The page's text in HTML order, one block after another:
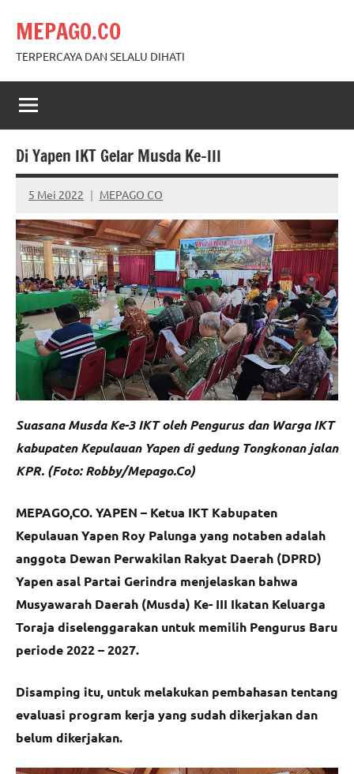
content
MEPAGO.CO
TERPERCAYA DAN SELALU DIHATI
Di Yapen IKT Gelar Musda Ke-III
5 Mei 2022 MEPAGO CO
No
comments
Suasana Musda Ke-3 IKT oleh Pengurus dan Warga IKT
kabupaten Kepulauan Yapen di gedung Tongkonan jalan
KPR. (Foto: Robby/Mepago.Co)
MEPAGO,CO. YAPEN – Ketua IKT Kabupaten
Kepulauan Yapen Roy Palunga yang notaben adalah
anggota Dewan Perwakilan Rakyat Daerah (DPRD)
Yapen asal Partai Gerindra menjelaskan bahwa
Musyawarah Daerah (Musda) Ke- III Ikatan Keluarga
Toraja diselenggarakan untuk memilih Pengurus Baru
periode 2022 – 2027.
Disamping itu, untuk melakukan pembahasan tentang
evaluasi program kerja yang sudah dikerjakan dan
belum dikerjakan.